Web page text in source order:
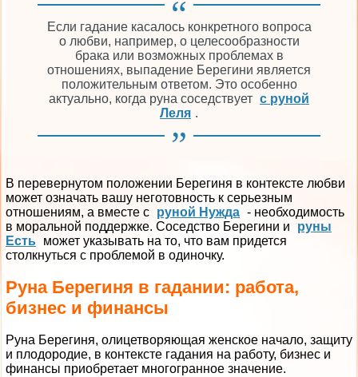
Если гадание касалось конкретного вопроса
о любви, например, о целесообразности
брака или возможных проблемах в
отношениях, выпадение Берегини является
положительным ответом. Это особенно
актуально, когда руна соседствует с руной
Леля .
В перевернутом положении Берегиня в контексте любви
может означать вашу неготовность к серьезным
отношениям, а вместе с руной Нужда - необходимость
в моральной поддержке. Соседство Берегини и
руны
Есть может указывать на то, что вам придется
столкнуться с проблемой в одиночку.
Руна Берегиня в гадании: работа,
бизнес и финансы
Руна Берегиня, олицетворяющая женское начало, защиту
и плодородие, в контексте гадания на работу, бизнес и
финансы приобретает многогранное значение.